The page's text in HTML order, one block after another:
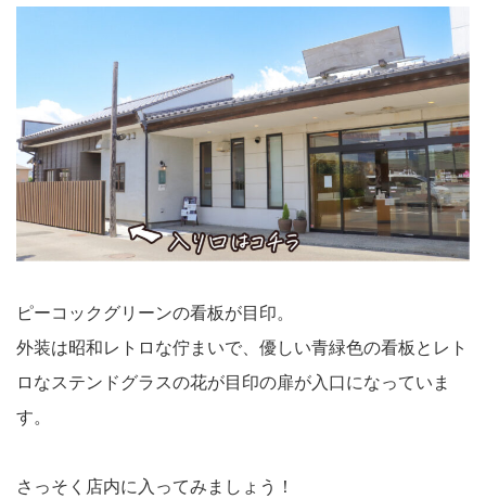
ピーコックグリーンの看板が目印。
外装は昭和レトロな佇まいで、優しい青緑色の看板とレト
ロなステンドグラスの花が目印の扉が入口になっていま
す。
さっそく店内に入ってみましょう！